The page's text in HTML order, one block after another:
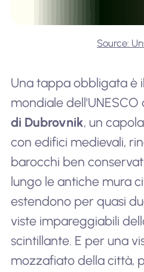
Source:
Una tappa obbligata è
mondiale dell'UNESCO
di Dubrovnik, un
con edifici medievali,
barocchi ben
lungo le antiche mura
estendono per quasi
viste impareggiabili
scintillante. E per una
mozzafiato della città,